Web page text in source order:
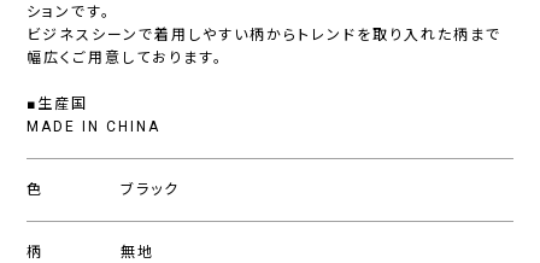
ションです。
ビジネスシーンで着用しやすい柄からトレンドを取り入れた柄まで
幅広くご用意しております。
■生産国
MADE IN CHINA
色 ブラック
柄 無地